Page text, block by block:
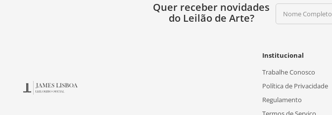
Quer receber novidades
do Leilão de Arte?
Nome Completo
Institucional
Trabalhe Conosco
Política de Privacidade
Regulamento